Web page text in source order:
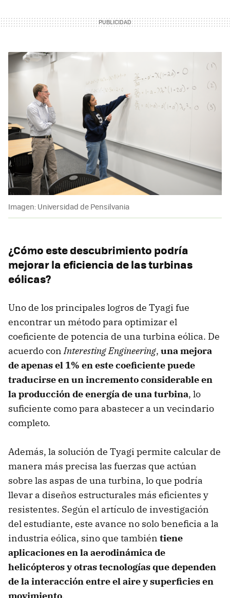
Imagen: Universidad de Pensilvania
¿Cómo este descubrimiento podría
mejorar la eficiencia de las turbinas
eólicas?
Uno de los principales logros de Tyagi fue
encontrar un método para optimizar el
coeficiente de potencia de una turbina eólica. De
acuerdo conInteresting Engineering, una mejora
de apenas el 1% en este coeficiente puede
traducirse en un incremento considerable en
la producción de energía de una turbina, lo
suficiente como para abastecer a un vecindario
completo.
Además, la solución de Tyagi permite calcular de
manera más precisa las fuerzas que actúan
sobre las aspas de una turbina, lo que podría
llevar a diseños estructurales más eficientes y
resistentes. Según el artículo de investigación
del estudiante, este avance no solo beneficia a la
industria eólica, sino que también tiene
aplicaciones en la aerodinámica de
helicópteros y otras tecnologías que dependen
de la interacción entre el aire y superficies en
movimiento.